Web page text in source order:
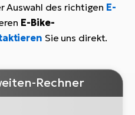
Auswahl des richtigen E-
E-Bike-
Sie uns direkt.
Rechner